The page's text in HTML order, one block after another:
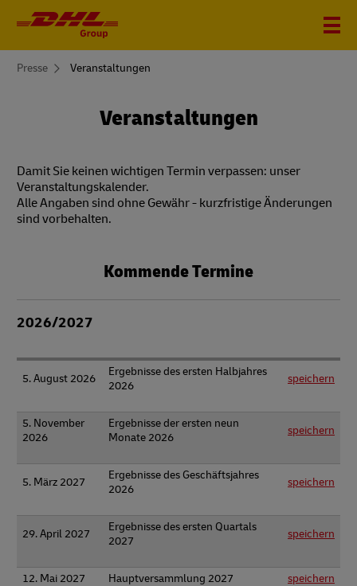
You
Presse Veranstaltungen
Veranstaltungen
Damit Sie keinen wichtigen Termin verpassen: unser
Veranstaltungskalender.
Alle Angaben sind ohne Gewähr - kurzfristige Änderungen
sind vorbehalten.
Kommende Termine
2026/2027
5. August 2026
Ergebnisse des ersten Halbjahres
2026
speichern
5. November
2026
Ergebnisse der ersten neun
Monate 2026
speichern
5. März 2027
Ergebnisse des Geschäftsjahres
2026
speichern
29. April 2027
Ergebnisse des ersten Quartals
2027
speichern
12. Mai 2027 Hauptversammlung 2027 speichern